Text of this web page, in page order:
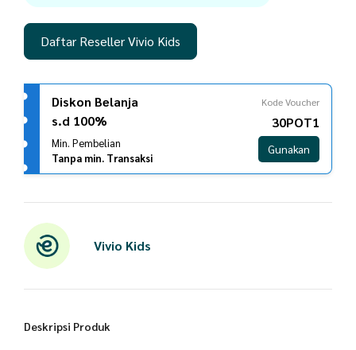
Daftar Reseller Vivio Kids
Diskon Belanja
s.d 100%
Min. Pembelian
Tanpa min. Transaksi
Kode Voucher
30POT1
Gunakan
Vivio Kids
Deskripsi Produk